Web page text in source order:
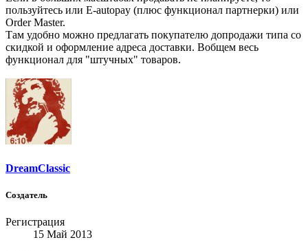
пользуйтесь или E-autopay (плюс функционал партнерки) или
Order Master.
Там удобно можно предлагать покупателю допродажи типа со
скидкой и оформление адреса доставки. Вобщем весь
функционал для "штучных" товаров.
DreamClassic
Создатель
Регистрация
15 Май 2013